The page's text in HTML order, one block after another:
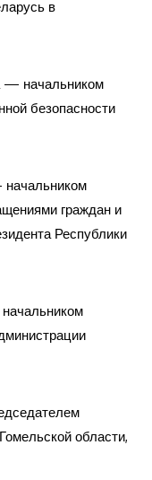
в
— начальником
безопасности
граждан и
Республики
области,